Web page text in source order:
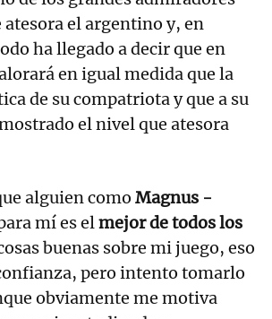
el argentino y, en
ha llegado a decir que en
en igual medida que la
de su compatriota y que a su
el nivel que atesora
alguien como Magnus -
mí es elmejor de todos los
buenas sobre mi juego, eso
pero intento tomarlo
obviamente me motiva